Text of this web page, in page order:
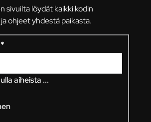
sivuilta löydät kaikki kodin
ohjeet yhdestä paikasta.
*
aiheista ...